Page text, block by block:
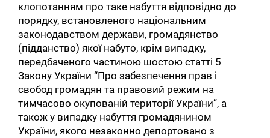
клопотанням про таке набуття відповідно до
порядку, встановленого національним
законодавством держави, громадянство
(підданство) якої набуто, крім випадку,
передбаченого частиною шостою статті 5
Закону України “Про забезпечення прав і
свобод громадян та правовий режим на
тимчасово окупованій території України”, а
також у випадку набуття громадянином
України, якого незаконно депортовано з